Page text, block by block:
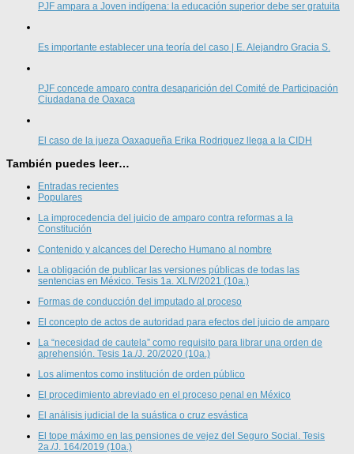
PJF ampara a Joven indígena: la educación superior debe ser gratuita
Es importante establecer una teoría del caso | E. Alejandro Gracia S.
PJF concede amparo contra desaparición del Comité de Participación
Ciudadana de Oaxaca
El caso de la jueza Oaxaqueña Erika Rodriguez llega a la CIDH
También puedes leer…
Entradas recientes
Populares
La improcedencia del juicio de amparo contra reformas a la
Constitución
Contenido y alcances del Derecho Humano al nombre
La obligación de publicar las versiones públicas de todas las
sentencias en México. Tesis 1a. XLIV/2021 (10a.)
Formas de conducción del imputado al proceso
El concepto de actos de autoridad para efectos del juicio de amparo
La “necesidad de cautela” como requisito para librar una orden de
aprehensión. Tesis 1a./J. 20/2020 (10a.)
Los alimentos como institución de orden público
El procedimiento abreviado en el proceso penal en México
El análisis judicial de la suástica o cruz esvástica
El tope máximo en las pensiones de vejez del Seguro Social. Tesis
2a./J. 164/2019 (10a.)